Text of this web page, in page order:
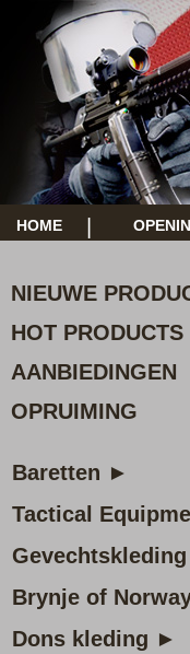
HOME
NIEUWE
HOT PRODUCTS
AANBIEDINGEN
OPRUIMING
Baretten ►
Tactical
Brynje of
Dons kleding ►